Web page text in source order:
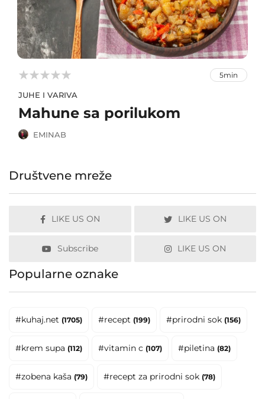


 5min
JUHE I VARIVA
Mahune sa porilukom
EMINAB
Društvene mreže
LIKE US ON LIKE US ON
Subscribe LIKE US ON
Popularne oznake
#kuhaj.net (1705) #recept (199) #prirodni sok (156)
#krem supa (112) #vitamin c (107) #piletina (82)
#zobena kaša (79) #recept za prirodni sok (78)